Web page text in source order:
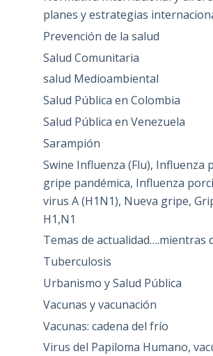
planes y estrategias
Prevención de la salud
Salud Comunitaria
salud Medioambiental
Salud Pública en Colombia
Salud Pública en Venezuela
Sarampión
Swine Influenza (Flu), Influenza
gripe pandémica, Influenza
virus A (H1N1), Nueva gripe,
H1,N1
Temas de actualidad….mientras
Tuberculosis
Urbanismo y Salud Pública
Vacunas y vacunación
Vacunas: cadena del frío
Virus del Papiloma Humano,